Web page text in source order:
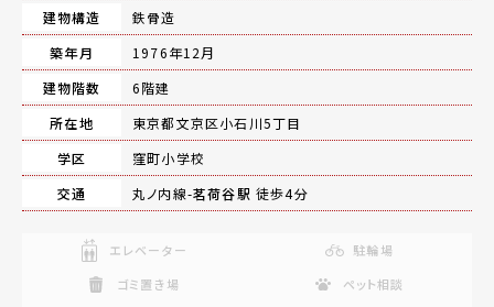
建物構造
鉄骨造
築年月
1976年12月
建物階数
6階建
所在地
東京都文京区小石川5丁目
学区
窪町小学校
交通
丸ノ内線-茗荷谷駅 徒歩4分
エレベーター
駐輪場
ゴミ置き場
ペット相談